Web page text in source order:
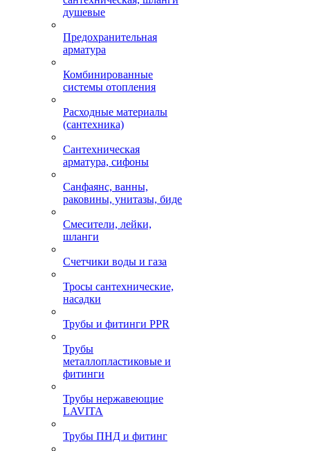
душевые
Предохранительная
арматура
Комбинированные
системы отопления
Расходные материалы
(сантехника)
Сантехническая
арматура, сифоны
Санфаянс, ванны,
раковины, унитазы, биде
Смесители, лейки,
шланги
Счетчики воды и газа
Тросы сантехнические,
насадки
Трубы и фитинги PPR
Трубы
металлопластиковые и
фитинги
Трубы нержавеющие
LAVITA
Трубы ПНД и фитинг